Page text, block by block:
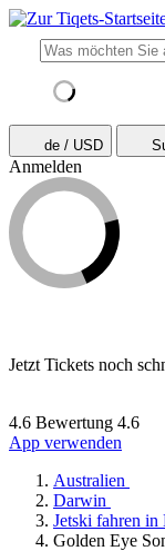
de / USD
Anmelden
Jetzt Tickets noch
4.6 Bewertung 4.6
App verwenden
Australien
Darwin
Jetski fahren in
Golden Eye